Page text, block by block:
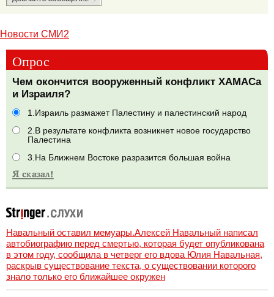
Новости СМИ2
Опрос
Чем окончится вооруженный конфликт ХАМАСа
и Израиля?
1.Израиль размажет Палестину и палестинский народ
2.В результате конфликта возникнет новое государство
Палестина
3.На Ближнем Востоке разразится большая война
Навальный оставил мемуары.Алексей Навальный написал
автобиографию перед смертью, которая будет опубликована
в этом году, сообщила в четверг его вдова Юлия Навальная,
раскрыв существование текста, о существовании которого
знало только его ближайшее окружен